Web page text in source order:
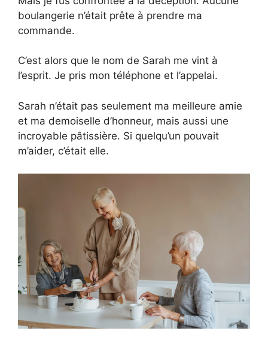
boulangerie n’était prête à prendre ma
commande.
C’est alors que le nom de Sarah me vint à
l’esprit. Je pris mon téléphone et l’appelai.
Sarah n’était pas seulement ma meilleure amie
et ma demoiselle d’honneur, mais aussi une
incroyable pâtissière. Si quelqu’un pouvait
m’aider, c’était elle.